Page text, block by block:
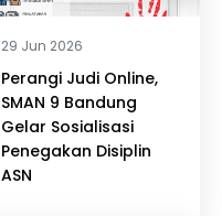
29 Jun 2026
Perangi Judi Online,
SMAN 9 Bandung
Gelar Sosialisasi
Penegakan Disiplin
ASN